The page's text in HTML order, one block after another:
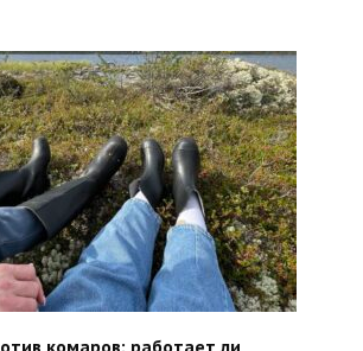
комаров: работает ли